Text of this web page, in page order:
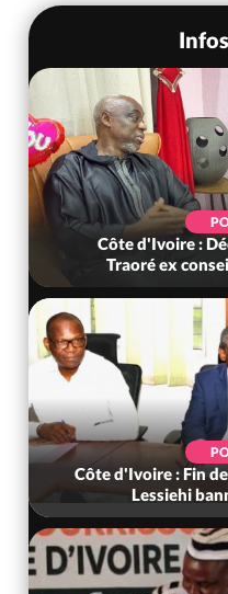
Côte d'Ivoire :
(Mé) ayant
Côte d'Ivoire : «
nous »,